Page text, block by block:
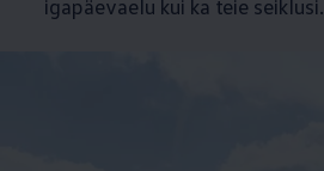
igapäevaelu kui ka teie seiklusi.